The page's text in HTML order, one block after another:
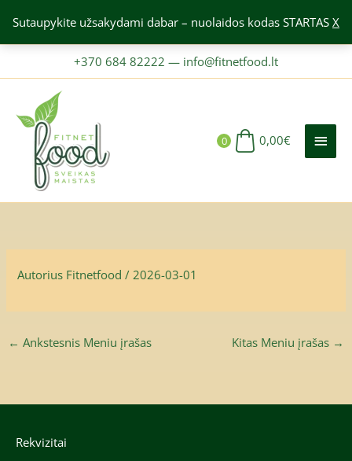
Sutaupykite užsakydami dabar – nuolaidos kodas STARTAS X
prie
+370 684 82222 — info@fitnetfood.lt
0 0,00€
Autorius Fitnetfood/ 2026-03-01
← Ankstesnis Meniu įrašas Kitas Meniu įrašas →
Rekvizitai